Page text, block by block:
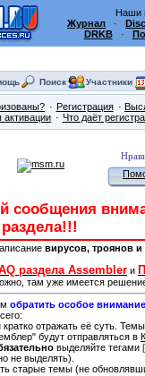
Наши
Журнал ·
DRKB·
Поиск Участники
Регистрация
активации
Что даёт
сообщения
вирусов, троянов и
раздела Assembler и
там уже имеется
обратить особое внимание
отражать её суть.
будут отправляться в
выделяйте тегами
не выделять).
старые темы (не